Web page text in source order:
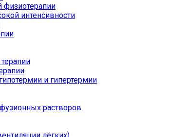
физиотерапии
интенсивности
и гипертермии
растворов